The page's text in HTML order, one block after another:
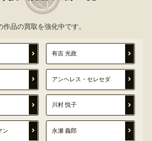
品の買取を強化中です。
有吉 光政
アンヘレス・セレセダ
川村 悦子
ン 永瀬 義郎